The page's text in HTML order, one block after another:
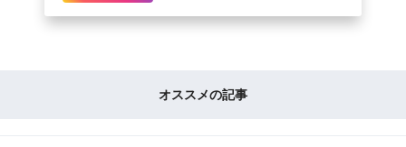
オススメの記事